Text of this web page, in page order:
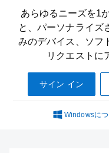
あらゆるニーズを1
と、パーソナライズ
みのデバイス、ソフ
リクエストに
サイン イン
Windowsに